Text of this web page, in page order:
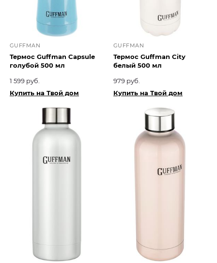
GUFFMAN
Термос Guffman Capsule
голубой 500 мл
1 599 руб.
Купить на Твой дом
GUFFMAN
Термос Guffman City
белый 500 мл
979 руб.
Купить на Твой дом